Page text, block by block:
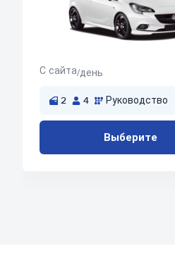
С сайта/день
2 4 Руководство
Выберите